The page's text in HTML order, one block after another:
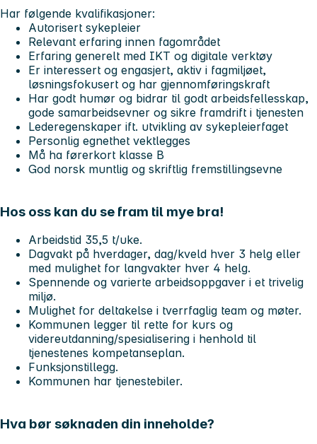
Har følgende kvalifikasjoner:
Autorisert sykepleier
Relevant erfaring innen fagområdet
Erfaring generelt med IKT og digitale verktøy
Er interessert og engasjert, aktiv i fagmiljøet,
løsningsfokusert og har gjennomføringskraft
Har godt humør og bidrar til godt arbeidsfellesskap,
gode samarbeidsevner og sikre framdrift i tjenesten
Lederegenskaper ift. utvikling av sykepleierfaget
Personlig egnethet vektlegges
Må ha førerkort klasse B
God norsk muntlig og skriftlig fremstillingsevne
Hos oss kan du se fram til mye bra!
Arbeidstid 35,5 t/uke.
Dagvakt på hverdager, dag/kveld hver 3 helg eller
med mulighet for langvakter hver 4 helg.
Spennende og varierte arbeidsoppgaver i et trivelig
miljø.
Mulighet for deltakelse i tverrfaglig team og møter.
Kommunen legger til rette for kurs og
videreutdanning/spesialisering i henhold til
tjenestenes kompetanseplan.
Funksjonstillegg.
Kommunen har tjenestebiler.
Hva bør søknaden din inneholde?